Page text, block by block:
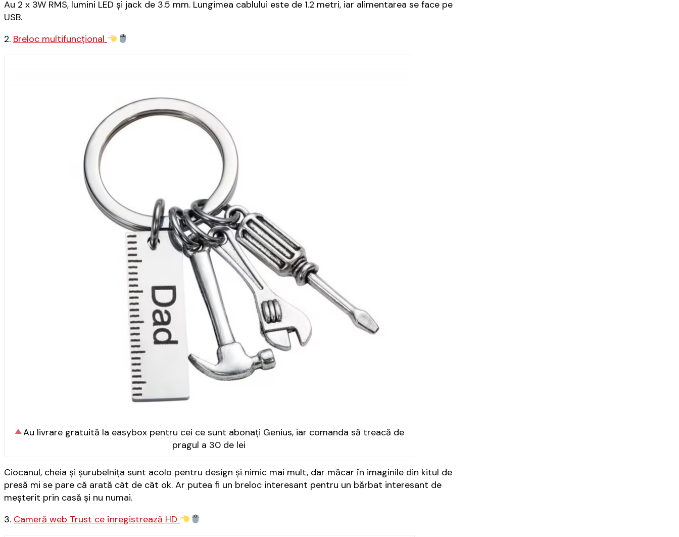
Au 2 x 3W RMS, lumini LED și jack de 3.5 mm. Lungimea cablului este de 1.2 metri, iar alimentarea se face pe
USB.
2. Breloc multifuncțional
Au livrare gratuită la easybox pentru cei ce sunt abonați Genius, iar comanda să treacă de
pragul a 30 de lei
Ciocanul, cheia și șurubelnița sunt acolo pentru design și nimic mai mult, dar măcar în imaginile din kitul de
presă mi se pare că arată cât de cât ok. Ar putea fi un breloc interesant pentru un bărbat interesant de
meșterit prin casă și nu numai.
3. Cameră web Trust ce înregistrează HD